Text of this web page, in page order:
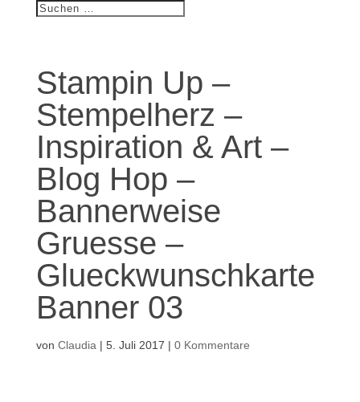
Stampin Up –
Stempelherz –
Inspiration & Art –
Blog Hop –
Bannerweise
Gruesse –
Glueckwunschkarte
Banner 03
von Claudia | 5. Juli 2017 | 0 Kommentare